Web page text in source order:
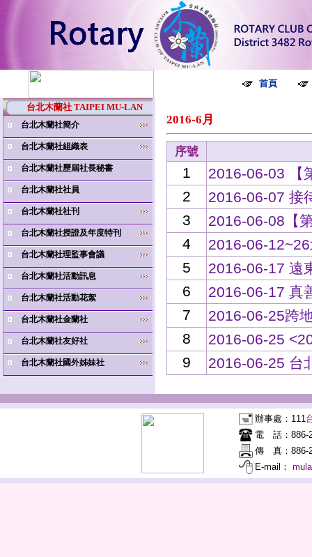
首頁
台北木蘭社 TAIPEI MU-LAN
台北木蘭社簡介
台北木蘭社組織表
台北木蘭社歷屆社長秘書
台北木蘭社社員
台北木蘭社社刊
台北木蘭社授證及年度特刊
台北木蘭社理監事會議
台北木蘭社活動訊息
台北木蘭社活動花絮
台北木蘭社金蘭社
台北木蘭社友好社
台北木蘭社國外姊妹社
2016-6月
序號
1
2016-06-03 【
2
2016-06-07 接
3
2016-06-08【
4
2016-06-
5
2016-06-17 遠
6
2016-06-17 真
7
2016-06-25跨
8
2016-06-25
9
2016-06-25 台
辦事處： 111
電 話： 886-
傳 真： 886-
E-mail：